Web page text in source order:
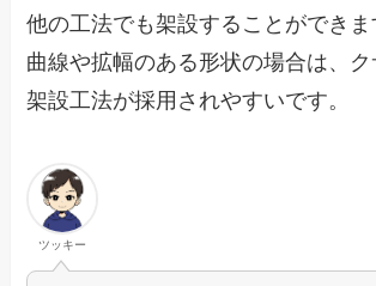
他の工法でも架設することができま
曲線や拡幅のある形状の場合は、
架設工法が採用されやすいです。
ツッキー